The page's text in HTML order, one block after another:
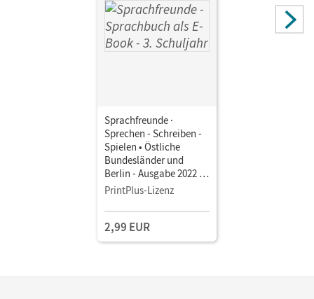
Sprachfreunde ·
Sprechen - Schreiben -
Spielen • Östliche
Bundesländer und
Berlin - Ausgabe 2022 ·
3. Schuljahr •
Mit Medien
PrintPlus-Lizenz
2,99 EUR